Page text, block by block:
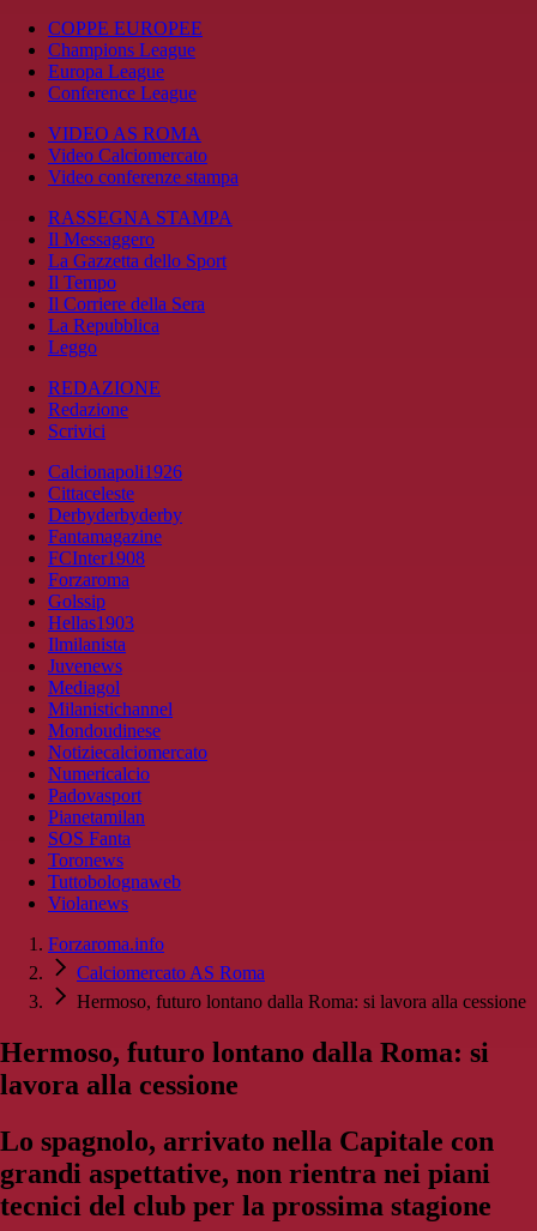
COPPE EUROPEE
Champions League
Europa League
Conference League
VIDEO AS ROMA
Video Calciomercato
Video conferenze stampa
RASSEGNA STAMPA
Il Messaggero
La Gazzetta dello Sport
Il Tempo
Il Corriere della Sera
La Repubblica
Leggo
REDAZIONE
Redazione
Scrivici
Calcionapoli1926
Cittaceleste
Derbyderbyderby
Fantamagazine
FCInter1908
Forzaroma
Golssip
Hellas1903
Ilmilanista
Juvenews
Mediagol
Milanistichannel
Mondoudinese
Notiziecalciomercato
Numericalcio
Padovasport
Pianetamilan
SOS Fanta
Toronews
Tuttobolognaweb
Violanews
Forzaroma.info
Calciomercato AS Roma
Hermoso, futuro lontano dalla Roma: si lavora alla cessione
Hermoso, futuro lontano dalla Roma: si
lavora alla cessione
Lo spagnolo, arrivato nella Capitale con
grandi aspettative, non rientra nei piani
tecnici del club per la prossima stagione